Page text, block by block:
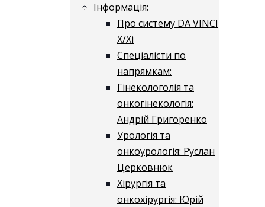
Інформація:
Про систему DA VINCI
X/Xі
Спеціалісти по
напрямкам:
Гінекологолія та
онкогінекологія:
Андрій Григоренко
Урологія та
онкоурологія: Руслан
Церковнюк
Хірургія та
онкохірургія: Юрій